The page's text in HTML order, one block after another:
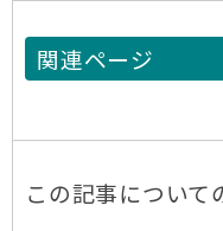
関連ページ
この記事について